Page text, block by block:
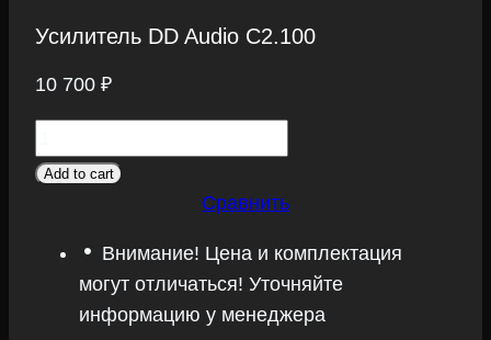
Усилитель DD Audio C2.100
10 700 ₽
DD
quantity
Add to cart
Сравнить
Внимание! Цена и комплектация
могут отличаться! Уточняйте
информацию у менеджера